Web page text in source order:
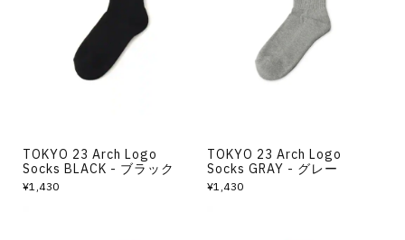
TOKYO 23 Arch Logo
Socks BLACK - ブラック
¥1,430
TOKYO 23 Arch Logo
Socks GRAY - グレー
¥1,430